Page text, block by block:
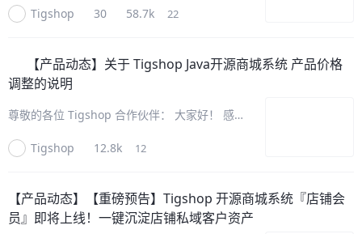
打造的轻量化掌上经营工具。本次更新可不只是
Tigshop 30 58.7k 22
【产品动态】 关于 Tigshop Java开源商城系统 产品价格
调整的说明
尊敬的各位 Tigshop 合作伙伴： 大家好！ 感谢
我们多商户、企业批发、供应商版本迎来了一系
Tigshop 12.8k 12
【产品动态】
【重磅预告】Tigshop 开源商城系统『店铺会
员』即将上线！一键沉淀店铺私域客户资产